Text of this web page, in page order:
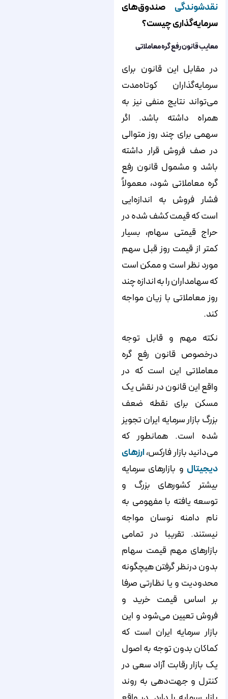
نقدشوندگی صندوق‌های
سرمایه‌گذاری چیست؟
معایب قانون رفع گره معاملاتی
در مقابل این قانون برای
سرمایه‌گذاران کوتاه‌مدت
می‌تواند نتایج منفی نیز به
همراه داشته باشد. اگر
سهمی برای چند روز متوالی
در صف فروش قرار داشته
باشد و مشمول قانون رفع
گره معاملاتی شود، معمولاً
فشار فروش به اندازه‌ایی
است که قیمت کشف شده در
حراج قیمتی سهام، بسیار
کمتر از قیمت روز قبل سهم
مورد نظر است و ممکن است
که سهامداران را به اندازه چند
روز معاملاتی با زیان مواجه
کند.
نکته مهم و قابل توجه
درخصوص قانون رفع گره
معاملاتی این است که در
واقع این قانون در نقش یک
مسکن برای نقطه ضعف
بزرگ بازار سرمایه ایران تجویز
شده است. همانطور که
می‌دانید بازار فارکس،ارزهای
دیجیتال و بازارهای سرمایه
بیشتر کشورهای بزرگ و
توسعه یافته با مفهومی به
نام دامنه نوسان مواجه
نیستند. تقریبا در تمامی
بازارهای مهم قیمت سهام
بدون درنظر گرفتن هیچگونه
محدودیت و یا نظارتی صرفا
بر اساس قیمت خرید و
فروش تعیین می‌شود و این
بازار سرمایه ایران است که
کماکان بدون توجه به اصول
یک بازار رقابت آزاد سعی در
کنترل و جهت‌دهی به روند